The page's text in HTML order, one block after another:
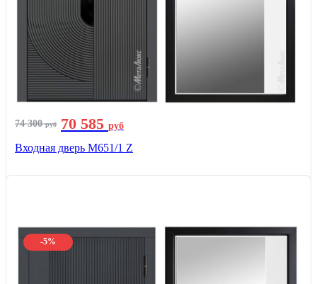
74 300руб 70 585 руб
Входная дверь М651/1 Z
-5%